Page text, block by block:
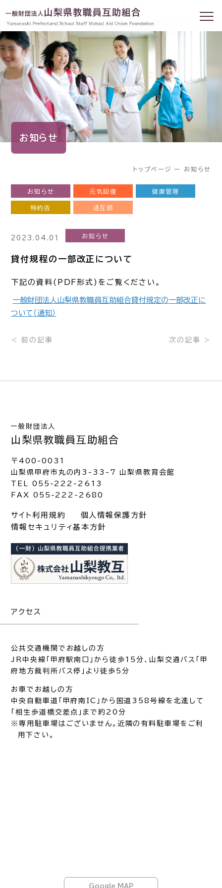
お知らせ
トップページ ー お知らせ
お知らせ 元気回復 健康管理
特約店 退互部
2023.04.01 お知らせ
貸付規程の一部改正について
下記の資料(PDF形式)をご覧ください。
一般財団法人山梨県教職員互助組合貸付規定の一部改正に
ついて（通知）
< 前の記事 次の記事 >
一般財団法人
山梨県教職員互助組合
〒400-0031
山梨県甲府市丸の内3-33-7 山梨県教育会館
TEL 055-222-2613
FAX 055-222-2680
サイト利用規約
個人情報保護方針
情報セキュリティ基本方針
アクセス
公共交通機関でお越しの方
JR中央線「甲府駅南口」から徒歩15分、山梨交通バス「甲
府地方裁判所バス停」より徒歩5分
お車でお越しの方
中央自動車道「甲府南IC」から国道358号線を北進して
「相生歩道橋交差点」まで約20分
※専用駐車場はございません。近隣の有料駐車場をご利
用下さい。
Google MAP